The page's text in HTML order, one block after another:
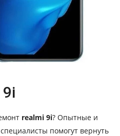
realmi 9i? Опытные и
помогут вернуть